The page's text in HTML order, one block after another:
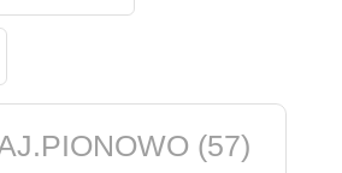
(57)